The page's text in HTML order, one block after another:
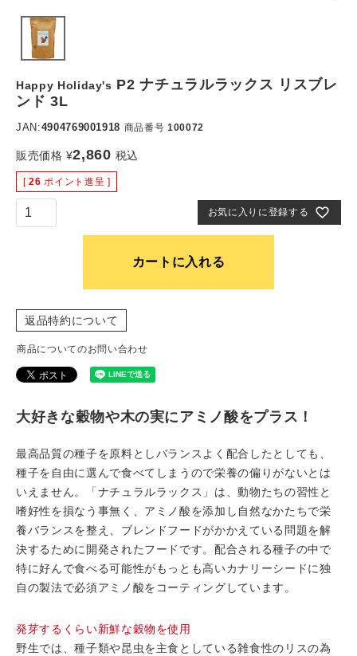
Happy Holiday's P2 ナチュラルラックス リスブレ
ンド 3L
JAN:4904769001918 商品番号 100072
販売価格 ¥2,860 税込
[ 26 ポイント進呈 ]
お気に入りに登録する
カートに入れる
返品特約について
商品についてのお問い合わせ
大好きな穀物や木の実にアミノ酸をプラス！
最高品質の種子を原料としバランスよく配合したとしても、
種子を自由に選んで食べてしまうので栄養の偏りがないとは
いえません。「ナチュラルラックス」は、動物たちの習性と
嗜好性を損なう事無く、アミノ酸を添加し自然なかたちで栄
養バランスを整え、ブレンドフードがかかえている問題を解
決するために開発されたフードです。配合される種子の中で
特に好んで食べる可能性がもっとも高いカナリーシードに独
自の製法で必須アミノ酸をコーティングしています。
発芽するくらい新鮮な穀物を使用
野生では、種子類や昆虫を主食としている雑食性のリスの為